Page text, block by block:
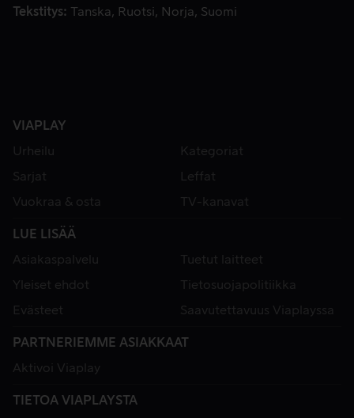
Tekstitys
Tanska Ruotsi Norja Suomi
VIAPLAY
Urheilu
Kategoriat
Sarjat
Leffat
Vuokraa & osta
TV-kanavat
LUE LISÄÄ
Asiakaspalvelu
Tuetut laitteet
Yleiset ehdot
Tietosuojapolitiikka
Evästeet
Saavutettavuus Viaplayssa
PARTNERIEMME ASIAKKAAT
Aktivoi Viaplay
TIETOA VIAPLAYSTA